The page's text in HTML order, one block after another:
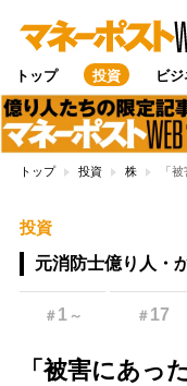
トップ 投資 ビ
トップ 投資 株 「
投資
元消防士億り人・
＃ 1 ～ ＃ 17
「被害にあっ